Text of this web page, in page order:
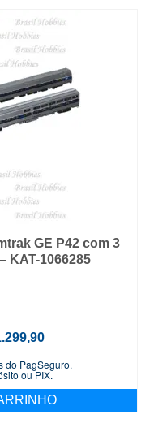
GE P42 com 3
KAT-1066285
O
atual
R$ 1.299,90.
do PagSeguro.
ou PIX.